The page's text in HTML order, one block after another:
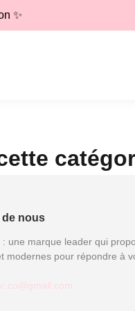
✨
nous
: une marque leader qui
modernes pour répondre à